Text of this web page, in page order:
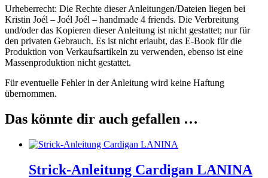
Urheberrecht: Die Rechte dieser Anleitungen/Dateien liegen bei
Kristin Joél – Joél Joél – handmade 4 friends. Die Verbreitung
und/oder das Kopieren dieser Anleitung ist nicht gestattet; nur für
den privaten Gebrauch. Es ist nicht erlaubt, das E-Book für die
Produktion von Verkaufsartikeln zu verwenden, ebenso ist eine
Massenproduktion nicht gestattet.
Für eventuelle Fehler in der Anleitung wird keine Haftung
übernommen.
Das könnte dir auch gefallen …
Strick-Anleitung Cardigan LANINA